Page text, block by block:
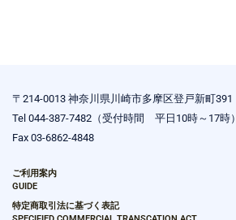
〒214-0013 神奈川県川崎市多摩区登戸新町391
Tel 044-387-7482（受付時間 平日10時～17時）
Fax 03-6862-4848
ご利用案内
GUIDE
特定商取引法に基づく表記